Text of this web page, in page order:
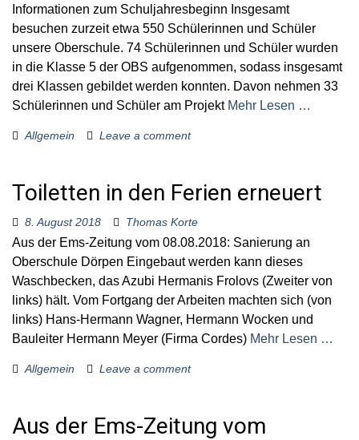
Informationen zum Schuljahresbeginn Insgesamt
besuchen zurzeit etwa 550 Schülerinnen und Schüler
unsere Oberschule. 74 Schülerinnen und Schüler wurden
in die Klasse 5 der OBS aufgenommen, sodass insgesamt
drei Klassen gebildet werden konnten. Davon nehmen 33
Schülerinnen und Schüler am Projekt Mehr Lesen …
Allgemein Leave a comment
Toiletten in den Ferien erneuert
8. August 2018 Thomas Korte
Aus der Ems-Zeitung vom 08.08.2018: Sanierung an
Oberschule Dörpen Eingebaut werden kann dieses
Waschbecken, das Azubi Hermanis Frolovs (Zweiter von
links) hält. Vom Fortgang der Arbeiten machten sich (von
links) Hans-Hermann Wagner, Hermann Wocken und
Bauleiter Hermann Meyer (Firma Cordes) Mehr Lesen …
Allgemein Leave a comment
Aus der Ems-Zeitung vom